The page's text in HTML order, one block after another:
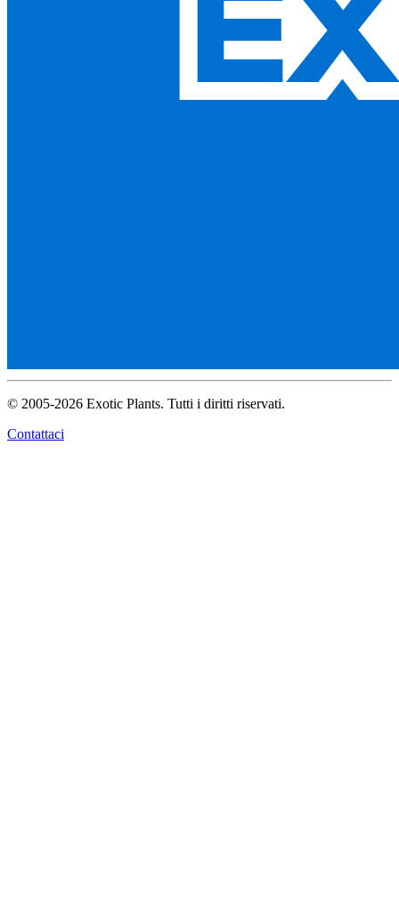
© 2005-2026 Exotic Plants. Tutti i diritti riservati.
Contattaci